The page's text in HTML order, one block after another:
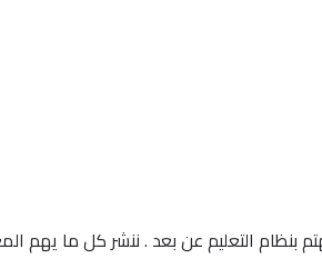
من العام 2013 كأول منصة مصرية وعربية تهتم بنظام التعليم عن